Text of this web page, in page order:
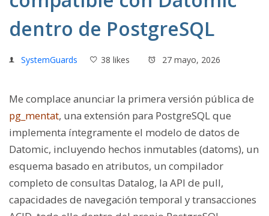
dentro de PostgreSQL
SystemGuards 38 likes 27 mayo, 2026
Me complace anunciar la primera versión pública de
pg_mentat, una extensión para PostgreSQL que
implementa íntegramente el modelo de datos de
Datomic, incluyendo hechos inmutables (datoms), un
esquema basado en atributos, un compilador
completo de consultas Datalog, la API de pull,
capacidades de navegación temporal y transacciones